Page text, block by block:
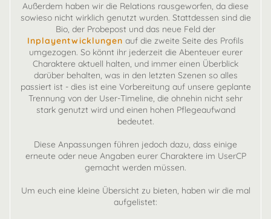
Außerdem haben wir die Relations rausgeworfen, da diese
sowieso nicht wirklich genutzt wurden. Stattdessen sind die
Bio, der Probepost und das neue Feld der
Inplayentwicklungen auf die zweite Seite des Profils
umgezogen. So könnt ihr jederzeit die Abenteuer eurer
Charaktere aktuell halten, und immer einen Überblick
darüber behalten, was in den letzten Szenen so alles
passiert ist - dies ist eine Vorbereitung auf unsere geplante
Trennung von der User-Timeline, die ohnehin nicht sehr
stark genutzt wird und einen hohen Pflegeaufwand
bedeutet.
Diese Anpassungen führen jedoch dazu, dass einige
erneute oder neue Angaben eurer Charaktere im UserCP
gemacht werden müssen.
Um euch eine kleine Übersicht zu bieten, haben wir die mal
aufgelistet: